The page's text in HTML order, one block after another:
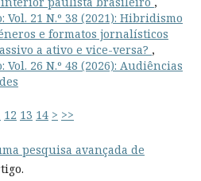
21 N.º 38 (2021): Hibridismo
e formatos jornalísticos
a ativo e vice-versa? ,
26 N.º 48 (2026): Audiências
12 13 14 > >>
pesquisa avançada de